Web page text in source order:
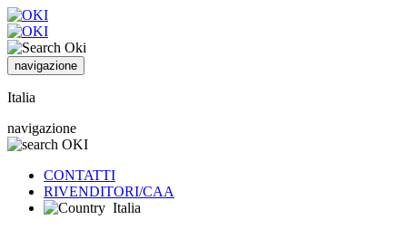
navigazione
Italia
navigazione
CONTATTI
RIVENDITORI/CAA
Italia